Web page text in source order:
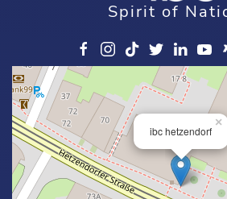
Spirit of
ibc hetzendorf
×